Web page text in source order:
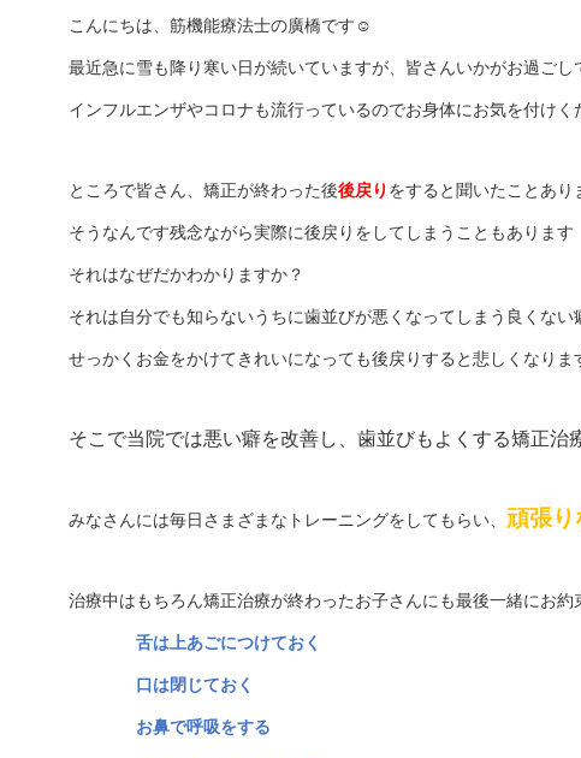
こんにちは、筋機能療法士の廣橋です ☺
最近急に雪も降り寒い日が続いていますが、皆さんいかがお過ごし
インフルエンザやコロナも流行っているのでお身体にお気を付けく
ところで皆さん、矯正が終わった後後戻り をすると聞いたことあり
そうなんです残念ながら実際に後戻りをしてしまうこともあります
それはなぜだかわかりますか？
それは自分でも知らないうちに歯並びが悪くなってしまう良くな
せっかくお金をかけてきれいになっても後戻りすると悲しくなりま
そこで当院では悪い癖を改善し、歯並びもよくする矯正治
みなさんには毎日さまざまなトレーニングをしてもらい、 頑張り
治療中はもちろん矯正治療が終わったお子さんにも最後一緒にお約
舌は上あごにつけておく
口は閉じておく
お鼻で呼吸をする